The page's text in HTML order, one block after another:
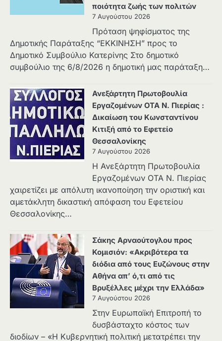
ποιότητα ζωής των πολιτών
7 Αυγούστου 2026
Πρόταση ψηφίσματος της
Δημοτικής Παράταξης “ΕΚΚΙΝΗΣΗ” προς το
Δημοτικό Συμβούλιο Κατερίνης Στο δημοτικό
συμβούλιο της 6/8/2026 η δημοτική μας παράταξη…
Ανεξάρτητη Πρωτοβουλία
Εργαζομένων ΟΤΑ Ν. Πιερίας :
Δικαίωση του Κωνσταντίνου
Κιτιξή από το Εφετείο
Θεσσαλονίκης
7 Αυγούστου 2026
Η Ανεξάρτητη Πρωτοβουλία
Εργαζομένων ΟΤΑ Ν. Πιερίας
χαιρετίζει με απόλυτη ικανοποίηση την οριστική και
αμετάκλητη δικαστική απόφαση του Εφετείου
Θεσσαλονίκης…
Σάκης Αρναούτογλου προς
Κομισιόν: «Ακριβότερα τα
διόδια από τους Ευζώνους στην
Αθήνα απ’ ό,τι από τις
Βρυξέλλες μέχρι την Ελλάδα»
7 Αυγούστου 2026
Στην Ευρωπαϊκή Επιτροπή το
δυσβάσταχτο κόστος των
διοδίων – «Η Κυβερνητική πολιτική μετατρέπει την